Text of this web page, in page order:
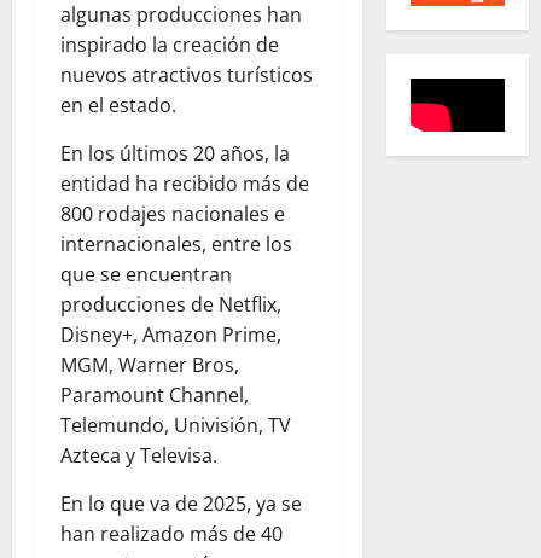
algunas producciones han
inspirado la creación de
nuevos atractivos turísticos
en el estado.
En los últimos 20 años, la
entidad ha recibido más de
800 rodajes nacionales e
internacionales, entre los
que se encuentran
producciones de Netflix,
Disney+, Amazon Prime,
MGM, Warner Bros,
Paramount Channel,
Telemundo, Univisión, TV
Azteca y Televisa.
En lo que va de 2025, ya se
han realizado más de 40